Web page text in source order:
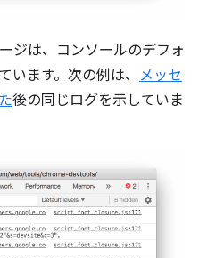
ジは、コンソールのデフォ
います。次の例は、 メッセ
後の同じログを示していま